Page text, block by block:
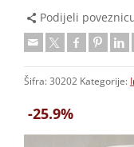
-25.9%
Podijeli
Šifra: 30202 Kategorije: